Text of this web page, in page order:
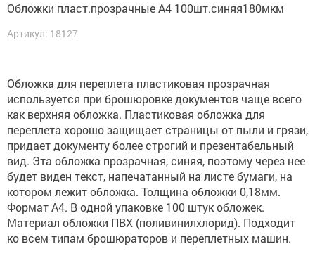
Обложки пласт.прозрачные А4 100шт.синяя180мкм
Артикул: 18127
Обложка для переплета пластиковая прозрачная
используется при брошюровке документов чаще всего
как верхняя обложка. Пластиковая обложка для
переплета хорошо защищает страницы от пыли и грязи,
придает документу более строгий и презентабельный
вид. Эта обложка прозрачная, синяя, поэтому через нее
будет виден текст, напечатанный на листе бумаги, на
котором лежит обложка. Толщина обложки 0,18мм.
Формат А4. В одной упаковке 100 штук обложек.
Материал обложки ПВХ (поливинилхлорид). Подходит
ко всем типам брошюраторов и переплетных машин.